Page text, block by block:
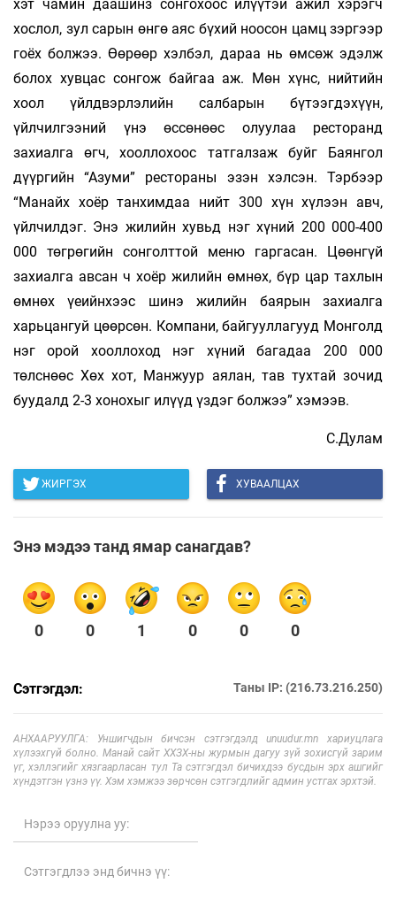
хэт чамин даашинз сонгохоос илүүтэй ажил хэрэгч
хослол, зул сарын өнгө аяс бүхий ноосон цамц зэргээр
гоёх болжээ. Өөрөөр хэлбэл, дараа нь өмсөж эдэлж
болох хувцас сонгож байгаа аж. Мөн хүнс, нийтийн
хоол үйлдвэрлэлийн салбарын бүтээгдэхүүн,
үйлчилгээний үнэ өссөнөөс олуулаа ресторанд
захиалга өгч, хооллохоос татгалзаж буйг Баянгол
дүүргийн “Азуми” рестораны эзэн хэлсэн. Тэрбээр
“Манайх хоёр танхимдаа нийт 300 хүн хүлээн авч,
үйлчилдэг. Энэ жилийн хувьд нэг хүний 200 000-400
000 төгрөгийн сонголттой меню гаргасан. Цөөнгүй
захиалга авсан ч хоёр жилийн өмнөх, бүр цар тахлын
өмнөх үеийнхээс шинэ жилийн баярын захиалга
харьцангуй цөөрсөн. Компани, байгууллагууд Монголд
нэг орой хооллоход нэг хүний багадаа 200 000
төлснөөс Хөх хот, Манжуур аялан, тав тухтай зочид
буудалд 2-3 хонохыг илүүд үздэг болжээ” хэмээв.
С.Дулам
ЖИРГЭХ ХУВААЛЦАХ
Энэ мэдээ танд ямар санагдав?
0 0 1 0 0 0
Сэтгэгдэл: Таны IP: (216.73.216.250)
АНХААРУУЛГА: Уншигчдын бичсэн сэтгэгдэлд unuudur.mn хариуцлага
хүлээхгүй болно. Манай сайт ХХЗХ-ны журмын дагуу зүй зохисгүй зарим
үг, хэллэгийг хязгаарласан тул Та сэтгэгдэл бичихдээ бусдын эрх ашгийг
хүндэтгэн үзнэ үү. Хэм хэмжээ зөрчсөн сэтгэгдлийг админ устгах эрхтэй.